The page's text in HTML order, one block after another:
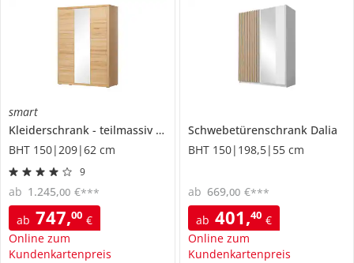
smart
Kleiderschrank
teilmassiv
Oslo
BHT 150|209|62 cm
9
ab 747,00 €
Online zum
Kundenkartenpreis
ab 1.245,00 €***
Schwebetürenschrank Dalia
BHT 150|198,5|55 cm
ab 401,40 €
Online zum
Kundenkartenpreis
ab 669,00 €***